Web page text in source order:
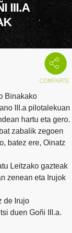
III.A
Binakako
III.a pilotalekuan
hartu eta gero.
zabalik zegoen
batez ere, Oinatz
Leitzako gazteak
zenean eta Irujok
de Irujo
duen Goñi III.a.